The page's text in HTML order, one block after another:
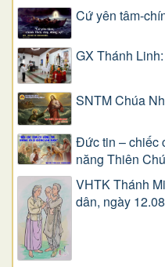
Cứ yên tâm-
GX Thánh
SNTM Chúa
Đức tin – chiếc
năng Thiên
VHTK Thánh
dân, ngày 12.08